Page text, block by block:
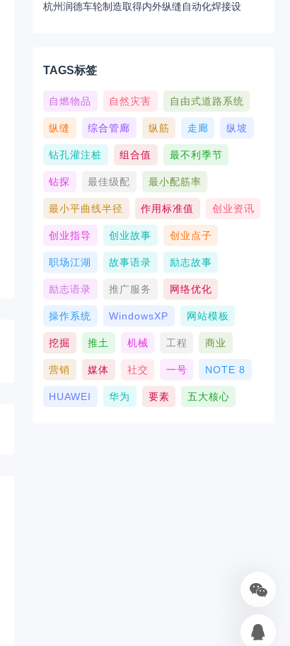
杭州润德车轮制造取得内外纵缝自动化焊接设
TAGS标签
自燃物品 自然灾害 自由式道路系统
纵缝 综合管廊 纵筋 走廊 纵坡
钻孔灌注桩 组合值 最不利季节
钻探 最佳级配 最小配筋率
最小平曲线半径 作用标准值 创业资讯
创业指导 创业故事 创业点子
职场江湖 故事语录 励志故事
励志语录 推广服务 网络优化
操作系统 WindowsXP 网站模板
挖掘 推土 机械 工程 商业
营销 媒体 社交 一号 NOTE 8
HUAWEI 华为 要素 五大核心